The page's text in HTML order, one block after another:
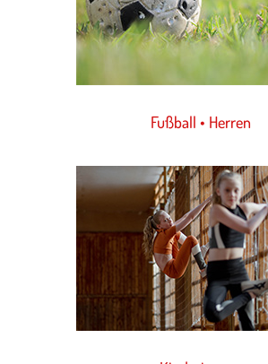
Fußball • Herren